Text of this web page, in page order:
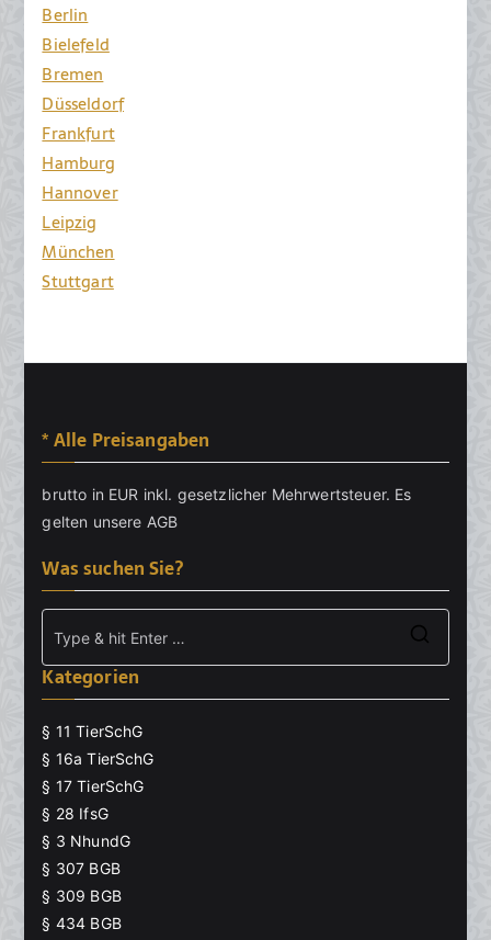
Berlin
Bielefeld
Bremen
Düsseldorf
Frankfurt
Hamburg
Hannover
Leipzig
München
Stuttgart
* Alle Preisangaben
brutto in EUR inkl. gesetzlicher Mehrwertsteuer. Es
gelten unsere AGB
Was suchen Sie?
Kategorien
§ 11 TierSchG
§ 16a TierSchG
§ 17 TierSchG
§ 28 IfsG
§ 3 NhundG
§ 307 BGB
§ 309 BGB
§ 434 BGB